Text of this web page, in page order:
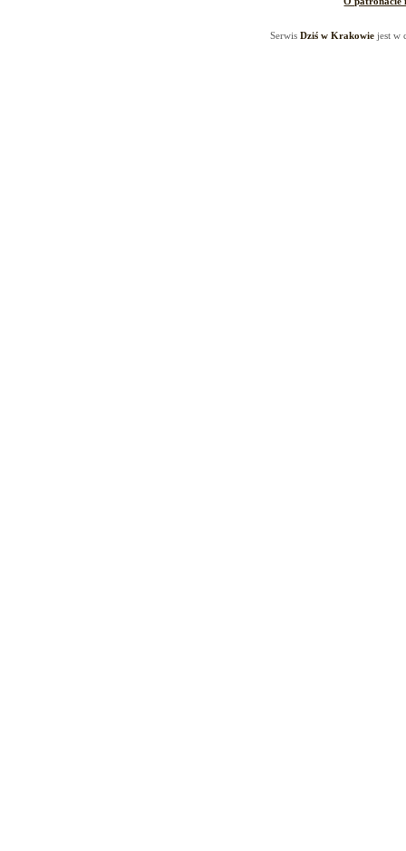
SerwisDziś w Krakowie jest w